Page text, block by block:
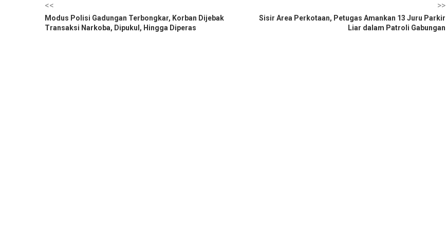
<<
Modus Polisi Gadungan Terbongkar, Korban Dijebak
Transaksi Narkoba, Dipukul, Hingga Diperas
>>
Sisir Area Perkotaan, Petugas Amankan 13 Juru Parkir
Liar dalam Patroli Gabungan